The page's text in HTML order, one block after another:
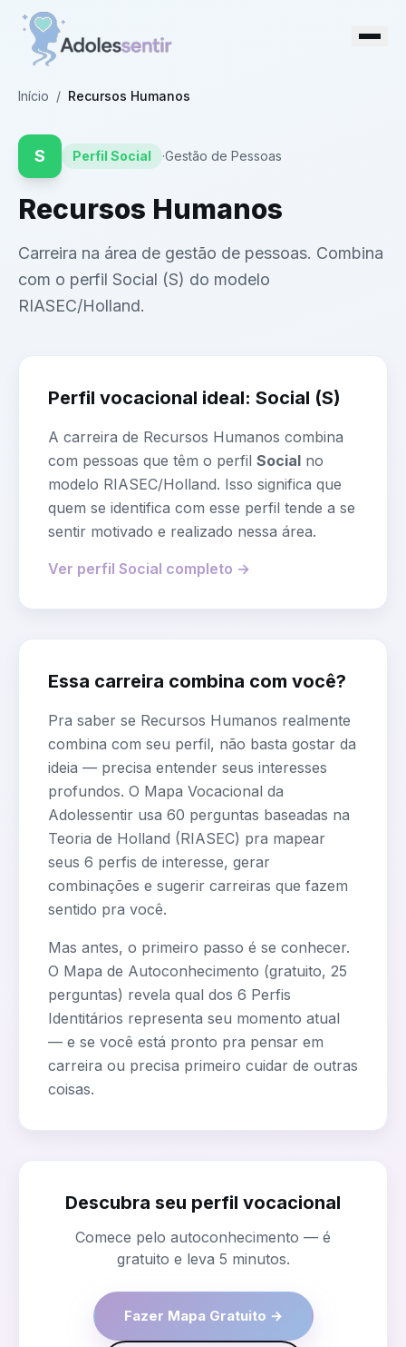
Início / Recursos Humanos
S Perfil Social ·Gestão de Pessoas
Recursos Humanos
Carreira na área de gestão de pessoas. Combina
com o perfil Social (S) do modelo
RIASEC/Holland.
Perfil vocacional ideal: Social (S)
A carreira de Recursos Humanos combina
com pessoas que têm o perfil Social no
modelo RIASEC/Holland. Isso significa que
quem se identifica com esse perfil tende a se
sentir motivado e realizado nessa área.
Ver perfil Social completo →
Essa carreira combina com você?
Pra saber se Recursos Humanos realmente
combina com seu perfil, não basta gostar da
ideia — precisa entender seus interesses
profundos. O Mapa Vocacional da
Adolessentir usa 60 perguntas baseadas na
Teoria de Holland (RIASEC) pra mapear
seus 6 perfis de interesse, gerar
combinações e sugerir carreiras que fazem
sentido pra você.
Mas antes, o primeiro passo é se conhecer.
O Mapa de Autoconhecimento (gratuito, 25
perguntas) revela qual dos 6 Perfis
Identitários representa seu momento atual
— e se você está pronto pra pensar em
carreira ou precisa primeiro cuidar de outras
coisas.
Descubra seu perfil vocacional
Comece pelo autoconhecimento — é
gratuito e leva 5 minutos.
Fazer Mapa Gratuito →